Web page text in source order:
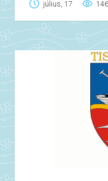
közvetlen közelében
alatt is
kezelés
ürítsék vagy
Tiszatarján,
július, 17